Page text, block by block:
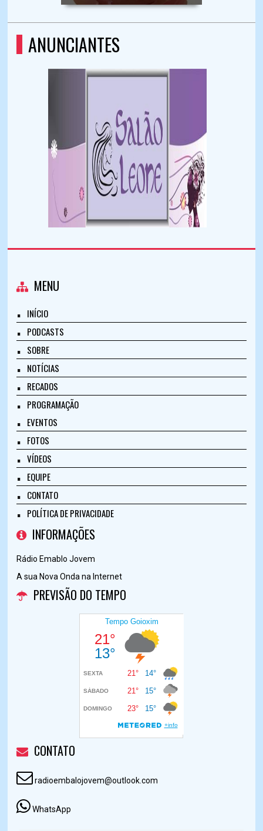
ANUNCIANTES
MENU
INÍCIO
PODCASTS
SOBRE
NOTÍCIAS
RECADOS
PROGRAMAÇÃO
EVENTOS
FOTOS
VÍDEOS
EQUIPE
CONTATO
POLÍTICA DE PRIVACIDADE
INFORMAÇÕES
Rádio Emablo Jovem
A sua Nova Onda na Internet
PREVISÃO DO TEMPO
CONTATO
radioembalojovem@outlook.com
WhatsApp